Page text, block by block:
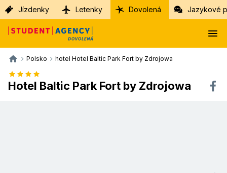
Jízdenky Letenky Dovolená Jazykové
Polsko hotel Hotel Baltic Park Fort by Zdrojowa
Hotel Baltic Park Fort by Zdrojowa